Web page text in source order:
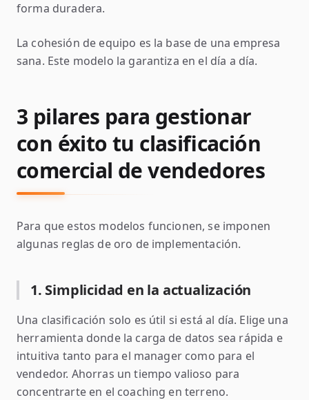
forma duradera.
La cohesión de equipo es la base de una empresa
sana. Este modelo la garantiza en el día a día.
3 pilares para gestionar
con éxito tu clasificación
comercial de vendedores
Para que estos modelos funcionen, se imponen
algunas reglas de oro de implementación.
1. Simplicidad en la actualización
Una clasificación solo es útil si está al día. Elige una
herramienta donde la carga de datos sea rápida e
intuitiva tanto para el manager como para el
vendedor. Ahorras un tiempo valioso para
concentrarte en el coaching en terreno.